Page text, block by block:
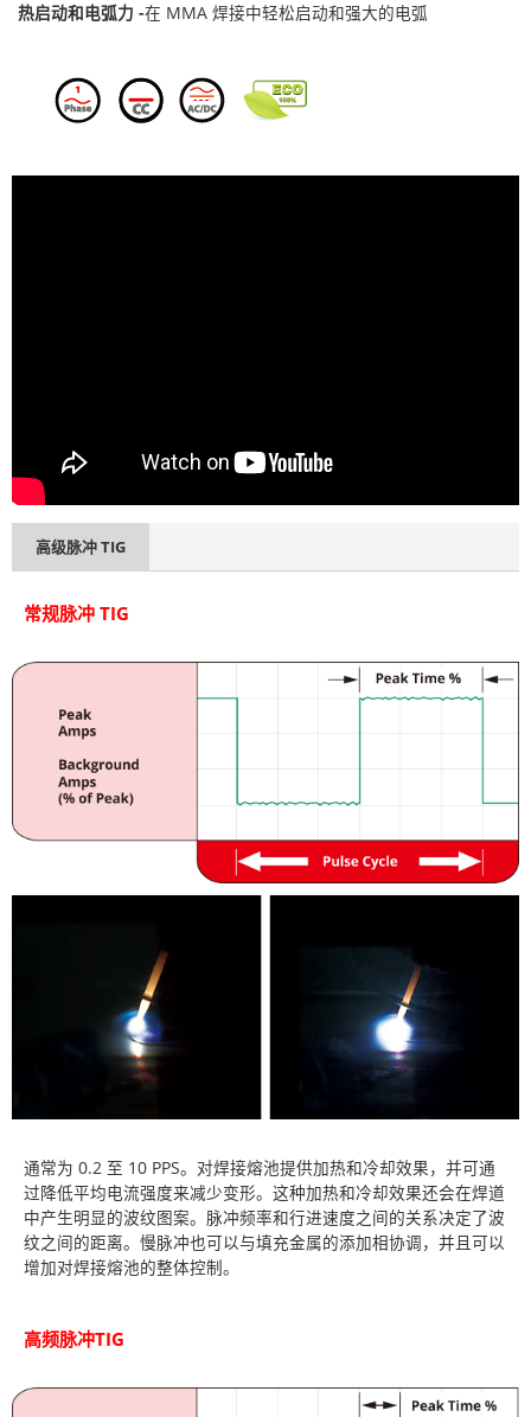
热启动和电弧力 -在 MMA 焊接中轻松启动和强大的电弧
高级脉冲 TIG
常规脉冲 TIG
通常为 0.2 至 10 PPS。对焊接熔池提供加热和冷却效果，并可通
过降低平均电流强度来减少变形。这种加热和冷却效果还会在焊道
中产生明显的波纹图案。脉冲频率和行进速度之间的关系决定了波
纹之间的距离。慢脉冲也可以与填充金属的添加相协调，并且可以
增加对焊接熔池的整体控制。
高频脉冲TIG